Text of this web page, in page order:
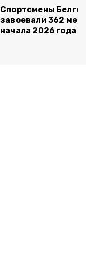
Спортсмены
завоевали 362
начала 2026 года